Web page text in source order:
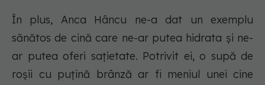
În plus, Anca Hâncu ne-a dat un exemplu
sănătos de cină care ne-ar putea hidrata și ne-
ar putea oferi sațietate. Potrivit ei, o supă de
roșii cu puțină brânză ar fi meniul unei cine